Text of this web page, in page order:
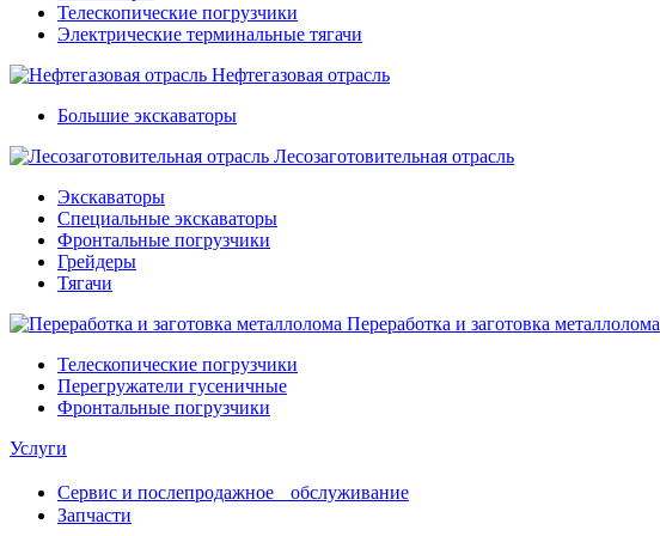
Телескопические погрузчики
Электрические терминальные тягачи
Нефтегазовая отрасль
Большие экскаваторы
Лесозаготовительная отрасль
Экскаваторы
Специальные экскаваторы
Фронтальные погрузчики
Грейдеры
Тягачи
Переработка и заготовка металлолома
Телескопические погрузчики
Перегружатели гусеничные
Фронтальные погрузчики
Услуги
Сервис и послепродажное обслуживание
Запчасти